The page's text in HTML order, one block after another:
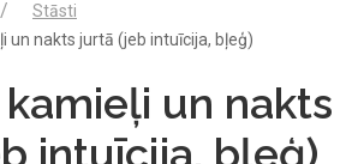
Stāsti
un nakts jurtā (jeb intuīcija, bļeģ)
un nakts
intuīcija, bļeģ)